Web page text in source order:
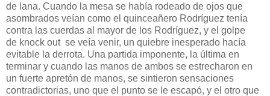
de lana. Cuando la mesa se había rodeado de ojos que
asombrados veían como el quinceañero Rodríguez tenía
contra las cuerdas al mayor de los Rodríguez, y el golpe
de knock out se veía venir, un quiebre inesperado hacía
evitable la derrota. Una partida imponente, la última en
terminar y cuando las manos de ambos se estrecharon en
un fuerte apretón de manos, se sintieron sensaciones
contradictorias, uno que el punto se le escapó, y el otro que